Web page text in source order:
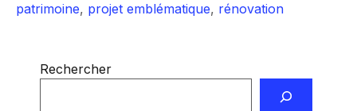
patrimoine, projet emblématique, rénovation
Rechercher